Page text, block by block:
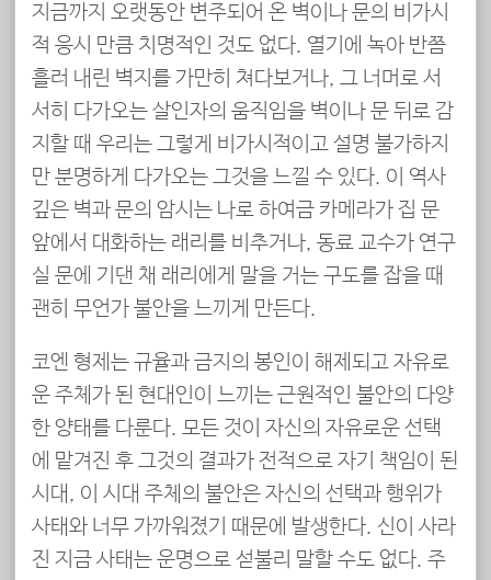
지금까지 오랫동안 변주되어 온 벽이나 문의 비가시
적 응시 만큼 치명적인 것도 없다. 열기에 녹아 반쯤
흘러 내린 벽지를 가만히 쳐다보거나, 그 너머로 서
서히 다가오는 살인자의 움직임을 벽이나 문 뒤로 감
지할 때 우리는 그렇게 비가시적이고 설명 불가하지
만 분명하게 다가오는 그것을 느낄 수 있다. 이 역사
깊은 벽과 문의 암시는 나로 하여금 카메라가 집 문
앞에서 대화하는 래리를 비추거나, 동료 교수가 연구
실 문에 기댄 채 래리에게 말을 거는 구도를 잡을 때
괜히 무언가 불안을 느끼게 만든다.
코엔 형제는 규율과 금지의 봉인이 해제되고 자유로
운 주체가 된 현대인이 느끼는 근원적인 불안의 다양
한 양태를 다룬다. 모든 것이 자신의 자유로운 선택
에 맡겨진 후 그것의 결과가 전적으로 자기 책임이 된
시대, 이 시대 주체의 불안은 자신의 선택과 행위가
사태와 너무 가까워졌기 때문에 발생한다. 신이 사라
진 지금 사태는 운명으로 섣불리 말할 수도 없다. 주